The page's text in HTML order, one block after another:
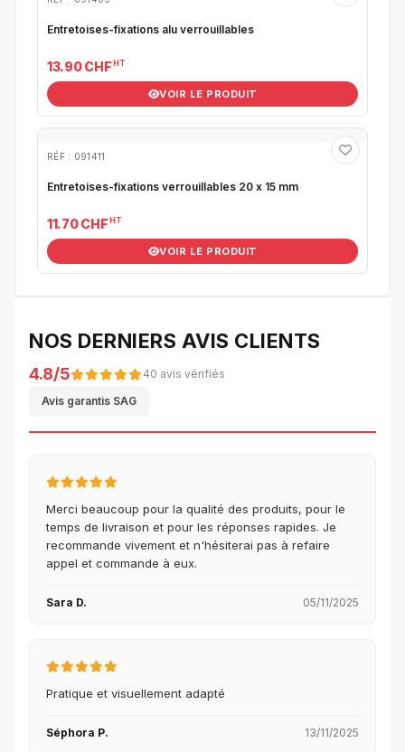
Entretoises-fixations alu verrouillables
13.90 CHF HT
VOIR LE PRODUIT
RÉF : 091411
Entretoises-fixations verrouillables 20 x 15 mm
11.70 CHF HT
VOIR LE PRODUIT
NOS DERNIERS AVIS CLIENTS
4.8/5 40 avis vérifiés
Avis garantis SAG
Merci beaucoup pour la qualité des produits, pour le
temps de livraison et pour les réponses rapides. Je
recommande vivement et n'hésiterai pas à refaire
appel et commande à eux.
Sara D. 05/11/2025
Pratique et visuellement adapté
Séphora P. 13/11/2025